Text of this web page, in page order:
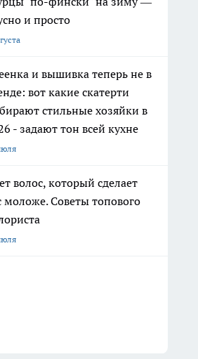
и просто
и вышивка теперь не в
вот какие скатерти
стильные хозяйки в
- задают тон всей кухне
волос, который сделает
моложе. Советы топового